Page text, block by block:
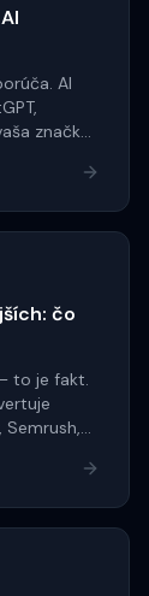
AI
značka
čo
to je fakt.
Semrush,